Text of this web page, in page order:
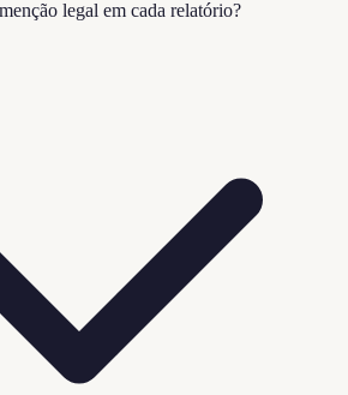
legal em cada relatório?